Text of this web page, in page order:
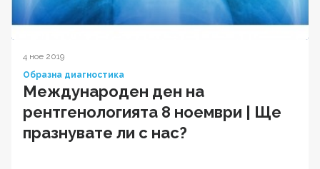
4 ное 2019
Образна диагностика
Международен ден на
рентгенологията 8 ноември | Ще
празнувате ли с нас?